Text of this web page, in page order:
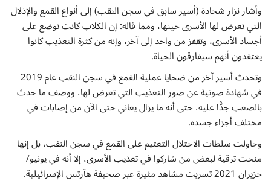
وأشار نزار شحادة (أسير سابق في سجن النقب) إلى أنواع القمع والإذلال
التي تعرض لها الأسرى حينها، ومما قاله: إن الكلاب كانت توضع على
أجساد الأسرى، وتقفز من واحد إلى آخر، وإنه من كثرة التعذيب كانوا
يعتقدون أنهم سيفارقون الحياة.
وتحدث أسير آخر من ضحايا عملية القمع في سجن النقب عام 2019
في شهادة صوتية عن صور التعذيب التي تعرض لها، ووصف ما حدث
بالصعب جدًّا عليه، حتى أنه ما يزال يعاني حتى الآن من إصابات في
مختلف أجزاء جسده.
وحاولت سلطات الاحتلال التعتيم على القمع في سجن النقب، بل إنها
منحت ترقية لبعض من شاركوا في تعذيب الأسرى، إلا أنه في يونيو/
حزيران 2021 تسربت مشاهد مثيرة عبر صحيفة هآرتس الإسرائيلية.